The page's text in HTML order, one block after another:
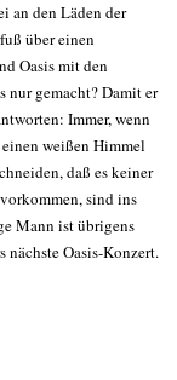
an den Läden der
über einen
Oasis mit den
nur gemacht? Damit er
Immer, wenn
weißen Himmel
daß es keiner
sind ins
Mann ist übrigens
nächste Oasis-Konzert.